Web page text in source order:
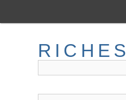
main
RICHES